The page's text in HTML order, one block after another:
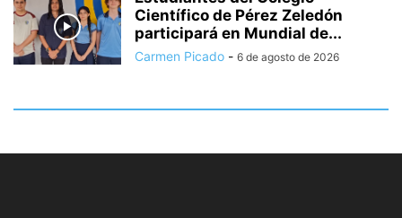
Científico de Pérez Zeledón
participará en Mundial de...
Carmen Picado - 6 de agosto de 2026